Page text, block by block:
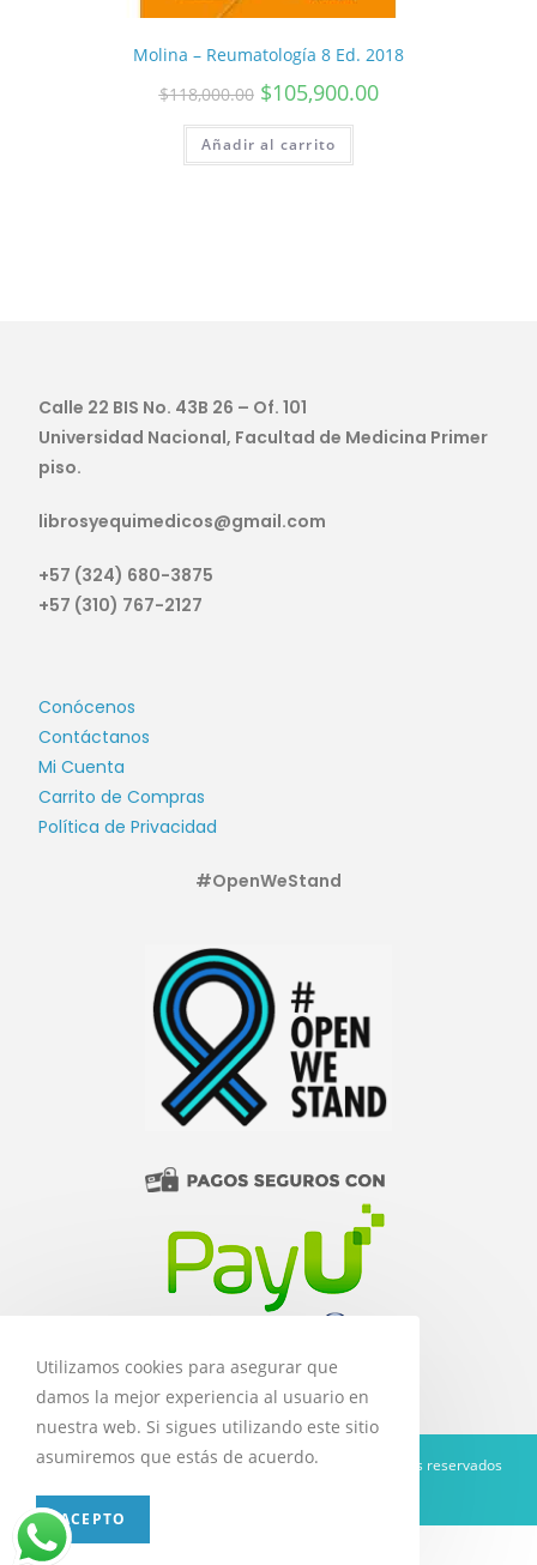
Molina – Reumatología 8 Ed. 2018
$118,000.00 $105,900.00
Añadir al carrito
Calle 22 BIS No. 43B 26 – Of. 101
Universidad Nacional, Facultad de Medicina Primer
piso.
librosyequimedicos@gmail.com
+57 (324) 680-3875
+57 (310) 767-2127
Conócenos
Contáctanos
Mi Cuenta
Carrito de Compras
Política de Privacidad
#OpenWeStand
Copyright 2020 Libros y Equimédicos - Todos los derechos reservados
Utilizamos cookies para asegurar que
damos la mejor experiencia al usuario en
nuestra web. Si sigues utilizando este sitio
asumiremos que estás de acuerdo.
ACEPTO